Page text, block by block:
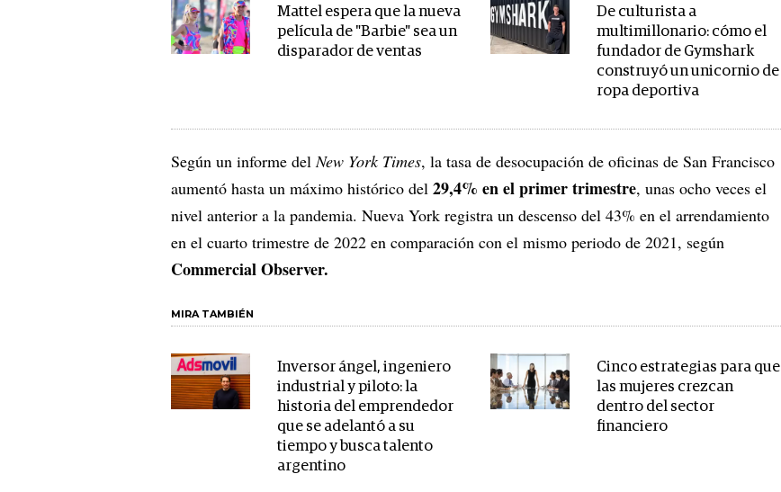
Mattel espera que la nueva
película de "Barbie" sea un
disparador de ventas
De culturista a
multimillonario: cómo el
fundador de Gymshark
construyó un unicornio de
ropa deportiva
Según un informe delNew York Times, la tasa de desocupación de oficinas de San Francisco
aumentó hasta un máximo histórico del 29,4% en el primer trimestre, unas ocho veces el
nivel anterior a la pandemia. Nueva York registra un descenso del 43% en el arrendamiento
en el cuarto trimestre de 2022 en comparación con el mismo periodo de 2021, según
Commercial Observer.
MIRA TAMBIÉN
Inversor ángel, ingeniero
industrial y piloto: la
historia del emprendedor
que se adelantó a su
tiempo y busca talento
argentino
Cinco estrategias para que
las mujeres crezcan
dentro del sector
financiero